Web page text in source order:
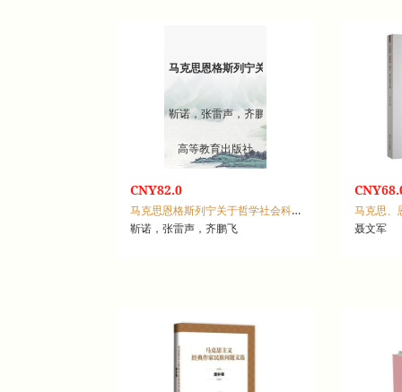
马克思恩格斯列宁关于哲学社会科学及各学科重
靳诺，张雷声，齐鹏飞
高等教育出版社
CNY82.0
马克思恩格斯列宁关于哲学社会科学及各学科重要论述摘编：上，总论
靳诺，张雷声，齐鹏飞
聂文军